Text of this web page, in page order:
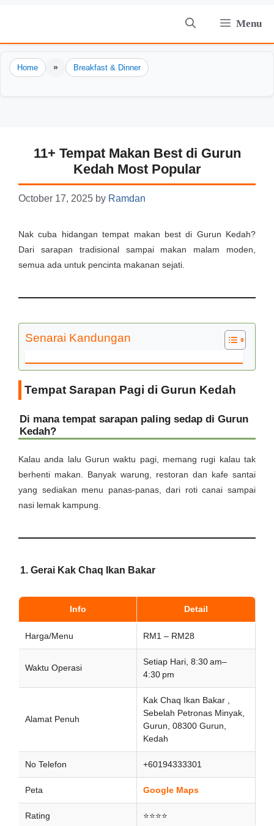
content
Menu
Home » Breakfast & Dinner
11+ Tempat Makan Best di Gurun
Kedah Most Popular
October 17, 2025 by Ramdan
Nak cuba hidangan tempat makan best di Gurun Kedah?
Dari sarapan tradisional sampai makan malam moden,
semua ada untuk pencinta makanan sejati.
Senarai Kandungan
Tempat Sarapan Pagi di Gurun Kedah
Di mana tempat sarapan paling sedap di Gurun
Kedah?
Kalau anda lalu Gurun waktu pagi, memang rugi kalau tak
berhenti makan. Banyak warung, restoran dan kafe santai
yang sediakan menu panas-panas, dari roti canai sampai
nasi lemak kampung.
1. Gerai Kak Chaq Ikan Bakar
Info Detail
Harga/Menu RM1 – RM28
Waktu Operasi
Setiap Hari, 8:30 am–
4:30 pm
Alamat Penuh
Kak Chaq Ikan Bakar ,
Sebelah Petronas Minyak,
Gurun, 08300 Gurun,
Kedah
No Telefon +60194333301
Peta Google Maps
Rating ⭐⭐⭐⭐